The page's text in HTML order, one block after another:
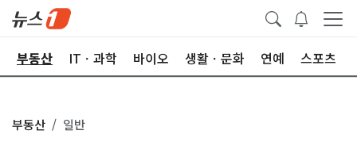
부동산 ITㆍ과학 바이오 생활ㆍ문화 연예 스포츠
부동산 일반